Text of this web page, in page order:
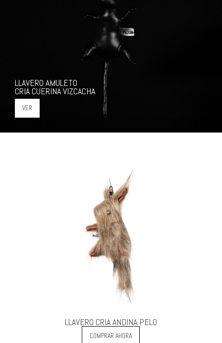
LLAVERO AMULETO
CRIA CUERINA VIZCACHA
VER
LLAVERO CRIA ANDINA PELO
COMPRAR AHORA